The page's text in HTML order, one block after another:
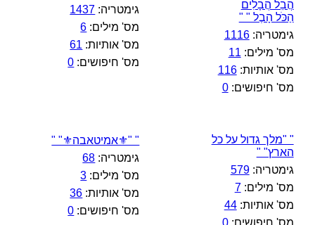
הֲבֵל הֲבָלִים
הַכֹּל הָבֶל " "
גימטריה:1116
מס' מילים: 11
מס' אותיות:116
מס' חיפושים:0
גימטריה: 1437
מס' מילים: 6
מס' אותיות: 61
מס' חיפושים: 0
" "מלך גדול על כל
הארץ" "
גימטריה:579
מס' מילים:7
מס' אותיות:44
מס' חיפושים:0
" "⚜️אמיטאבה⚜️" "
גימטריה: 68
מס' מילים: 3
מס' אותיות: 36
מס' חיפושים: 0